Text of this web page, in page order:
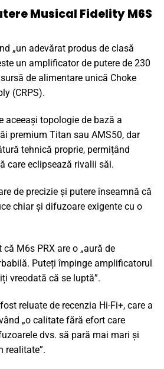
Musical Fidelity M6S
„un adevărat produs de clasă
un amplificator de putere de 230
de alimentare unică Choke
(CRPS).
aceeași topologie de bază a
premium Titan sau AMS50, dar
tehnică proprie, permițând
care eclipsează rivalii săi.
de precizie și putere înseamnă că
chiar și difuzoare exigente cu o
M6s PRX are o „aură de
Puteți împinge amplificatorul
vreodată că se luptă”.
reluate de recenzia Hi-Fi+, care a
„o calitate fără efort care
dvs. să pară mai mari și
realitate”.